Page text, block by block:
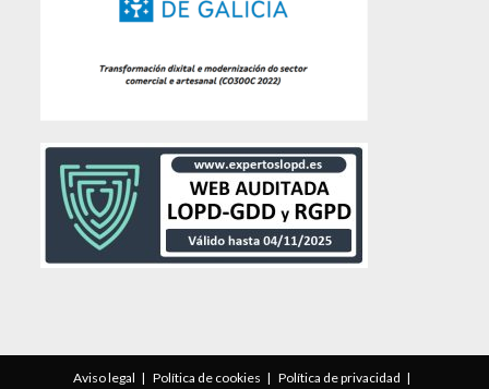
Aviso legal Política de cookies Política de privacidad